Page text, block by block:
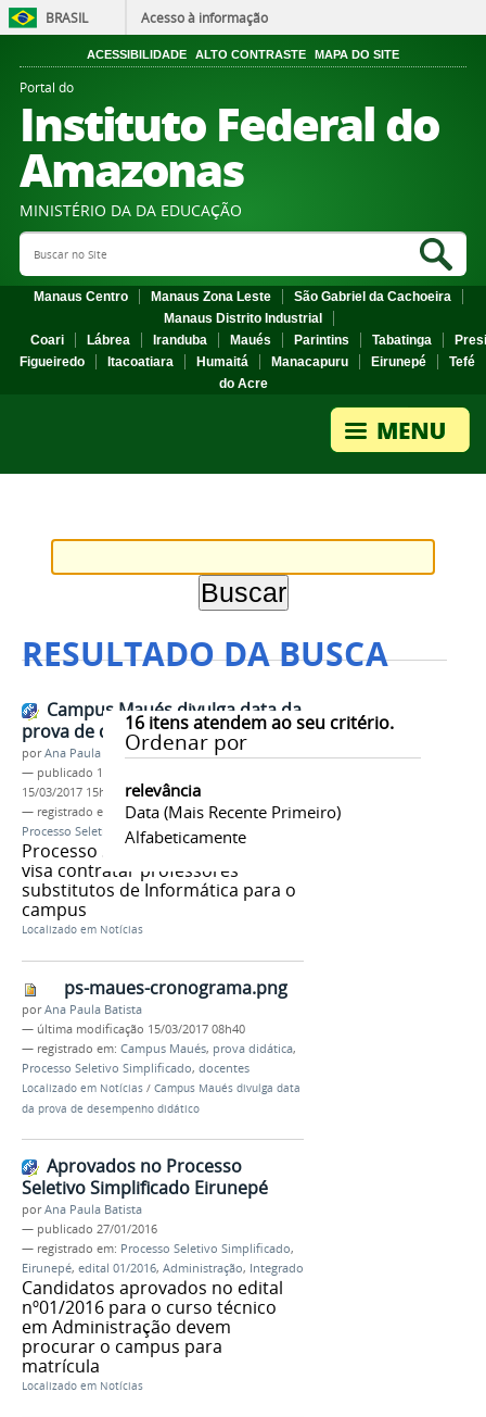
BRASIL Acesso à informação
ACESSIBILIDADE ALTO CONTRASTE MAPA DO SITE
Portal do
Instituto Federal do
Amazonas
MINISTÉRIO DA DA EDUCAÇÃO
Search Site
Manaus Centro Manaus Zona Leste
São Gabriel da Cachoeira
Manaus Distrito Industrial
Coari
Lábrea Iranduba Maués Parintins Tabatinga
Figueiredo
Itacoatiara Humaitá Manacapuru Eirunepé
Tefé
do Acre
RESULTADO DA BUSCA
16itens atendem ao seu critério.
Ordenar por
relevância
Data (mais Recente Primeiro)
Alfabeticamente
Campus Maués divulga data da
prova de desempenho didático
porAna Paula Batista
— publicado 15/03/2017
15/03/2017 15h20
— registrado em:
Campus Maués ,prova didática,
Processo Seletivo Simplificado
docentes
Processo Seletivo Simplificado
visa contratar professores
substitutos de Informática para o
campus
Localizado em Notícias
ps-maues-cronograma.png
porAna Paula Batista
— última modificação 15/03/2017 08h40
— registrado em: Campus Maués, prova didática,
Processo Seletivo Simplificado, docentes
Localizado em Notícias / Campus Maués divulga data
da prova de desempenho didático
Aprovados no Processo
Seletivo Simplificado Eirunepé
porAna Paula Batista
— publicado 27/01/2016
— registrado em: Processo Seletivo Simplificado,
Eirunepé, edital 01/2016, Administração, Integrado
Candidatos aprovados no edital
nº01/2016 para o curso técnico
em Administração devem
procurar o campus para
matrícula
Localizado em Notícias